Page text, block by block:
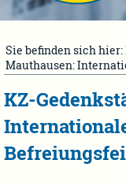
Sie befinden sich hier:
Mauthausen:
KZ-